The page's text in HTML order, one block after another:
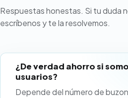
Respuestas honestas. Si tu duda
escríbenos y te la resolvemos.
¿De verdad ahorro si
usuarios?
Depende del número de